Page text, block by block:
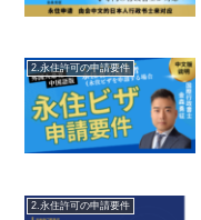
2.永住許可の申請要件
2.永住許可の申請要件